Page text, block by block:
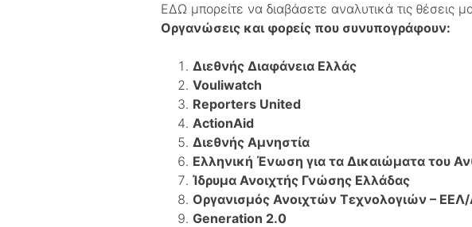
ΕΔΩ μπορείτε να διαβάσετε αναλυτικά τις θέσεις
Oργανώσεις και φορείς που συνυπογράφουν:
Διεθνής Διαφάνεια Ελλάς
Vouliwatch
Reporters United
ActionAid
Διεθνής Αμνηστία
Ελληνική Ένωση για τα Δικαιώματα του
Ίδρυμα Ανοιχτής Γνώσης Ελλάδας
Οργανισμός Ανοιχτών Τεχνολογιών –
Generation 2.0